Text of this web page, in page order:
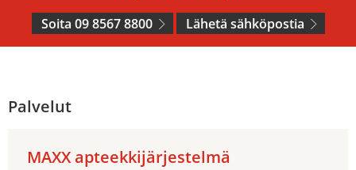
Soita 09 8567 8800
Lähetä sähköpostia
Palvelut
MAXX apteekkijärjestelmä